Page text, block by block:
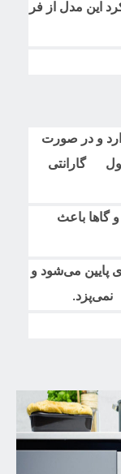
این مدل از فر
و در صورت
گارانتی
گاها باعث
پایین می‌شود و
نمی‌پزد.